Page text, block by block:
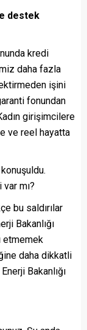
destek
kredi
daha fazla
işini
fonundan
girişimcilere
ve reel hayatta
mı?
bu saldırılar
Bakanlığı
etmemek
daha dikkatli
Bakanlığı